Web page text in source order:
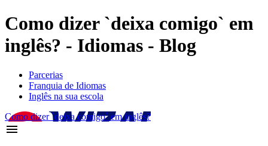
Como dizer `deixa comigo` em
inglês? - Idiomas - Blog
Parcerias
Franquia de Idiomas
Inglês na sua escola
Como dizer `deixa comigo` em inglês?
menu